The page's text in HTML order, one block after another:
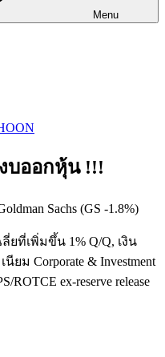
Menu
บออกหุ้น !!!
Sachs (GS -1.8%)
ยที่เพิ่มขึ้น 1% Q/Q, เงิน
ยม Corporate & Investment
ROTCE ex-reserve release